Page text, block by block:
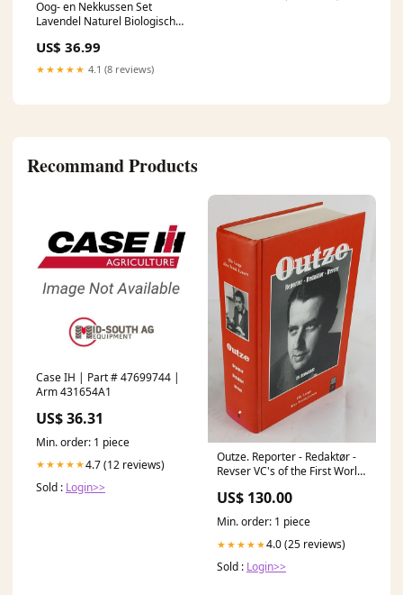
Oog- en Nekkussen Set
Lavendel Naturel Biologisch
US$ 36.99
★★★★★ 4.1 (8 reviews)
Recommand Products
Case IH | Part # 47699744 |
Arm 431654A1
US$ 36.31
Min. order: 1 piece
★★★★★4.7 (12 reviews)
Sold : Login>>
Outze. Reporter - Redaktør -
Revser VC's of the First World
US$ 130.00
Min. order: 1 piece
★★★★★4.0 (25 reviews)
Sold : Login>>